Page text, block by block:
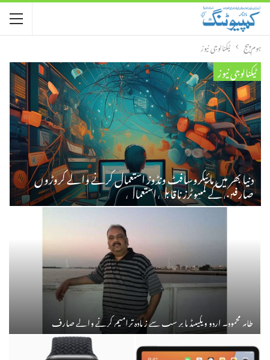
ہوم پیج ٹیکنالوجی نیوز
ٹیکنالوجی نیوز
دنیا بھر میں مائیکروسافٹ ونڈوز استعمال کرنے والے کروڑوں
صارفین کے کمپیوٹرز ناقابل استعمال
طاہر محمود۔ اردو ویکیپیڈیا پر سب سے زیادہ ترامیم کرنے والے صارف